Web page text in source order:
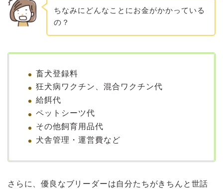
ちなみにどんなことにお金がかかっている
の？
畜犬登録料
狂犬病ワクチン、混合ワクチン代
給餌代
ペットシーツ代
その他飼育用品代
犬舎管理・運営費など
さらに、優良なブリーダーは自分たちがきちんと世話